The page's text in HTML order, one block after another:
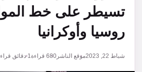
تسيطر على خط
روسيا وأوكرانيا
شباط 22, 2023 موقع الناشر 680 قراءة1 دقائق قراءة